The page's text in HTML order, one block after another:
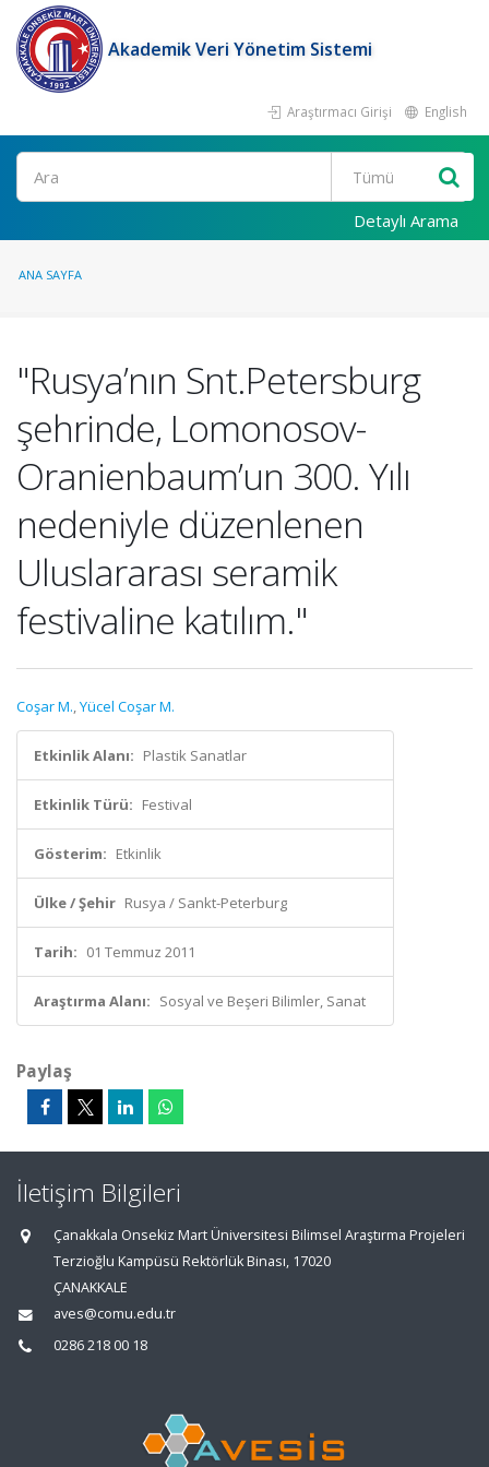
Akademik Veri Yönetim Sistemi
Araştırmacı Girişi English
Ara
Detaylı Arama
ANA SAYFA
"Rusya’nın Snt.Petersburg
şehrinde, Lomonosov-
Oranienbaum’un 300. Yılı
nedeniyle düzenlenen
Uluslararası seramik
festivaline katılım."
Coşar M.,Yücel Coşar M.
Etkinlik Alanı: Plastik Sanatlar
Etkinlik Türü: Festival
Gösterim: Etkinlik
Ülke / Şehir Rusya / Sankt-Peterburg
Tarih: 01 Temmuz 2011
Araştırma Alanı: Sosyal ve Beşeri Bilimler, Sanat
Paylaş
İletişim Bilgileri
Çanakkala Onsekiz Mart Üniversitesi Bilimsel Araştırma Projeleri
Terzioğlu Kampüsü Rektörlük Binası, 17020
ÇANAKKALE
aves@comu.edu.tr
0286 218 00 18